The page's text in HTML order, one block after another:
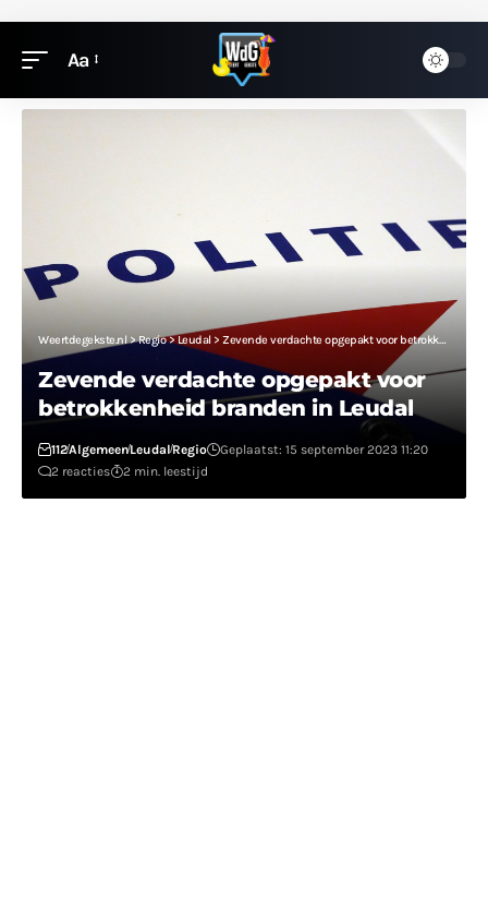
Aa
Weertdegekste.nl >Regio>Leudal> Zevende verdachte opgepakt voor betrokkenheid branden in Leudal
Zevende verdachte opgepakt voor
betrokkenheid branden in Leudal
112AlgemeenLeudalRegio
Geplaatst: 15 september 2023 11:20
2 reacties
2 min. leestijd